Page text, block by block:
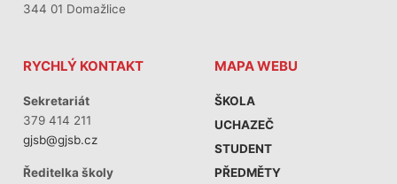
344 01 Domažlice
RYCHLÝ KONTAKT
Sekretariát
379 414 211
gjsb@gjsb.cz
Ředitelka školy
MAPA WEBU
ŠKOLA
UCHAZEČ
STUDENT
PŘEDMĚTY